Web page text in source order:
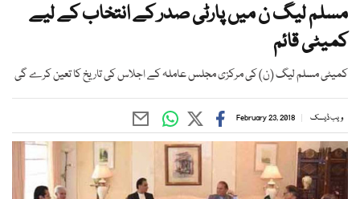
مسلم لیگ ن میں پارٹی صدر کے انتخاب کے لیے
کمیٹی قائم
کمیٹی مسلم لیگ (ن) کی مرکزی مجلس عاملہ کے اجلاس کی تاریخ کا تعین کرے گی
ویب ڈیسک February 23, 2018